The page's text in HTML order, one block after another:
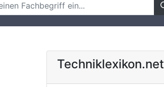
Techniklexikon.net